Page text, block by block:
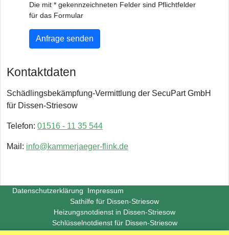
Die mit * gekennzeichneten Felder sind Pflichtfelder
für das Formular
Anfrage senden
Kontaktdaten
Schädlingsbekämpfung-Vermittlung der SecuPart GmbH
für Dissen-Striesow
Telefon: 01516 - 11 35 544
Mail: info@kammerjaeger-flink.de
Datenschutzerklärung
Impressum
Sathilfe für Dissen-Striesow
Heizungsnotdienst in Dissen-Striesow
Schlüsselnotdienst für Dissen-Striesow